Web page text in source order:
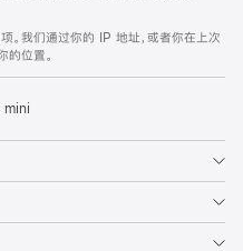
。我们通过你的 IP 地址，或者你在上次
位置。
mini